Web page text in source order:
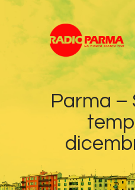
Parma –
Home
Radio
Programmi
News